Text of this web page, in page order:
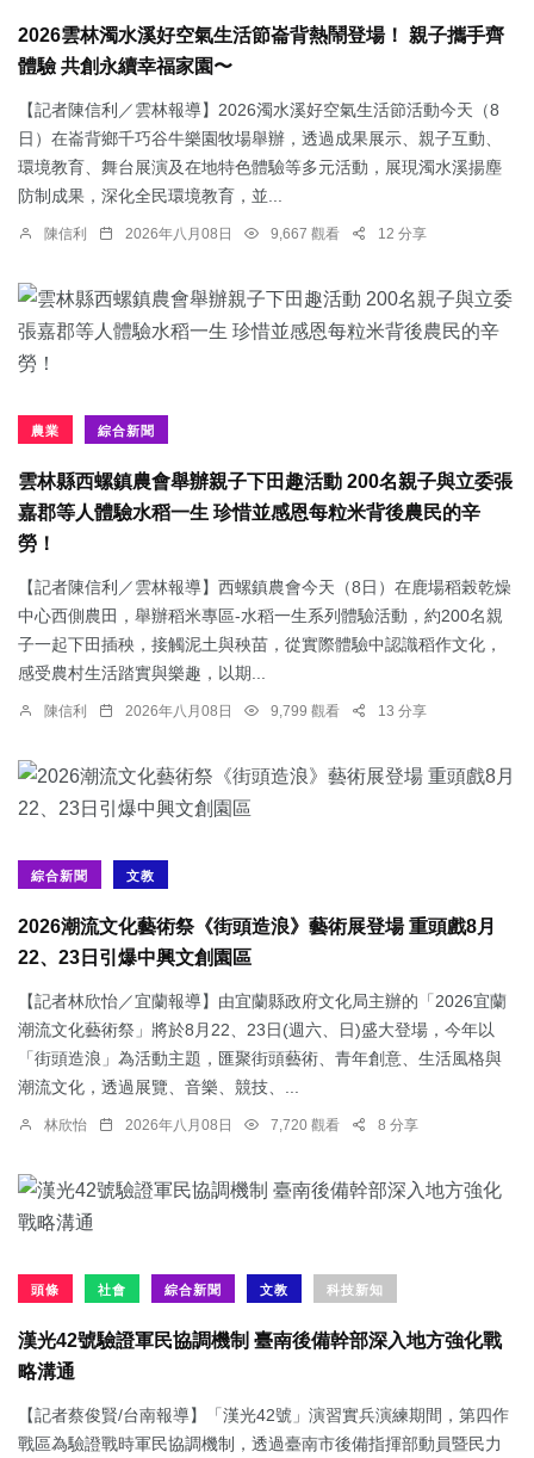
2026雲林濁水溪好空氣生活節崙背熱鬧登場！ 親子攜手齊
體驗 共創永續幸福家園〜
【記者陳信利／雲林報導】2026濁水溪好空氣生活節活動今天（8
日）在崙背鄉千巧谷牛樂園牧場舉辦，透過成果展示、親子互動、
環境教育、舞台展演及在地特色體驗等多元活動，展現濁水溪揚塵
防制成果，深化全民環境教育，並...
陳信利 2026年八月08日 9,667 觀看 12 分享
農業 綜合新聞
雲林縣西螺鎮農會舉辦親子下田趣活動 200名親子與立委張
嘉郡等人體驗水稻一生 珍惜並感恩每粒米背後農民的辛
勞！
【記者陳信利／雲林報導】西螺鎮農會今天（8日）在鹿場稻榖乾燥
中心西側農田，舉辦稻米專區-水稻一生系列體驗活動，約200名親
子一起下田插秧，接觸泥土與秧苗，從實際體驗中認識稻作文化，
感受農村生活踏實與樂趣，以期...
陳信利 2026年八月08日 9,799 觀看 13 分享
綜合新聞 文教
2026潮流文化藝術祭《街頭造浪》藝術展登場 重頭戲8月
22、23日引爆中興文創園區
【記者林欣怡／宜蘭報導】由宜蘭縣政府文化局主辦的「2026宜蘭
潮流文化藝術祭」將於8月22、23日(週六、日)盛大登場，今年以
「街頭造浪」為活動主題，匯聚街頭藝術、青年創意、生活風格與
潮流文化，透過展覽、音樂、競技、...
林欣怡 2026年八月08日 7,720 觀看 8 分享
頭條 社會 綜合新聞 文教 科技新知
漢光42號驗證軍民協調機制 臺南後備幹部深入地方強化戰
略溝通
【記者蔡俊賢/台南報導】「漢光42號」演習實兵演練期間，第四作
戰區為驗證戰時軍民協調機制，透過臺南市後備指揮部動員暨民力